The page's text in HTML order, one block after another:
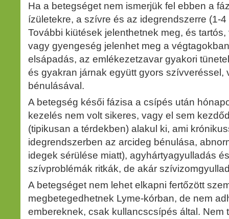
Ha a betegséget nem ismerjük fel ebben a
ízületekre, a szívre és az idegrendszerre (1-
További kiütések jelenthetnek meg, és
vagy gyengeség jelenhet meg a
elsápadás, az emlékezetzavar gyakori
és gyakran járnak együtt gyors szívveréssel,
bénulásával.
A betegség késői fázisa a csípés után
kezelés nem volt sikeres, vagy el sem
(tipikusan a térdekben) alakul ki, ami
idegrendszerben az arcideg bénulása,
idegek sérülése miatt), agyhártyagyulladás
szívproblémák ritkák, de akár
A betegséget nem lehet elkapni fertőzött
megbetegedhetnek Lyme-kórban, de nem
embereknek, csak kullancscsípés által. Nem